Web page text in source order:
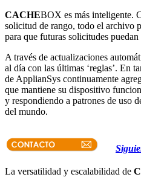
CACHEBOX es más inteligente.
solicitud de rango, todo el archivo
para que futuras solicitudes
A través de actualizaciones
al día con las últimas ‘reglas’. En
de ApplianSys continuamente
que mantiene su dispositivo
y respondiendo a patrones de uso
del mundo.
La versatilidad y escalabilidad de